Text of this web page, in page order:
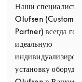
Наши
Olufsen (Custom
Partner) всегда
идеальную
установку